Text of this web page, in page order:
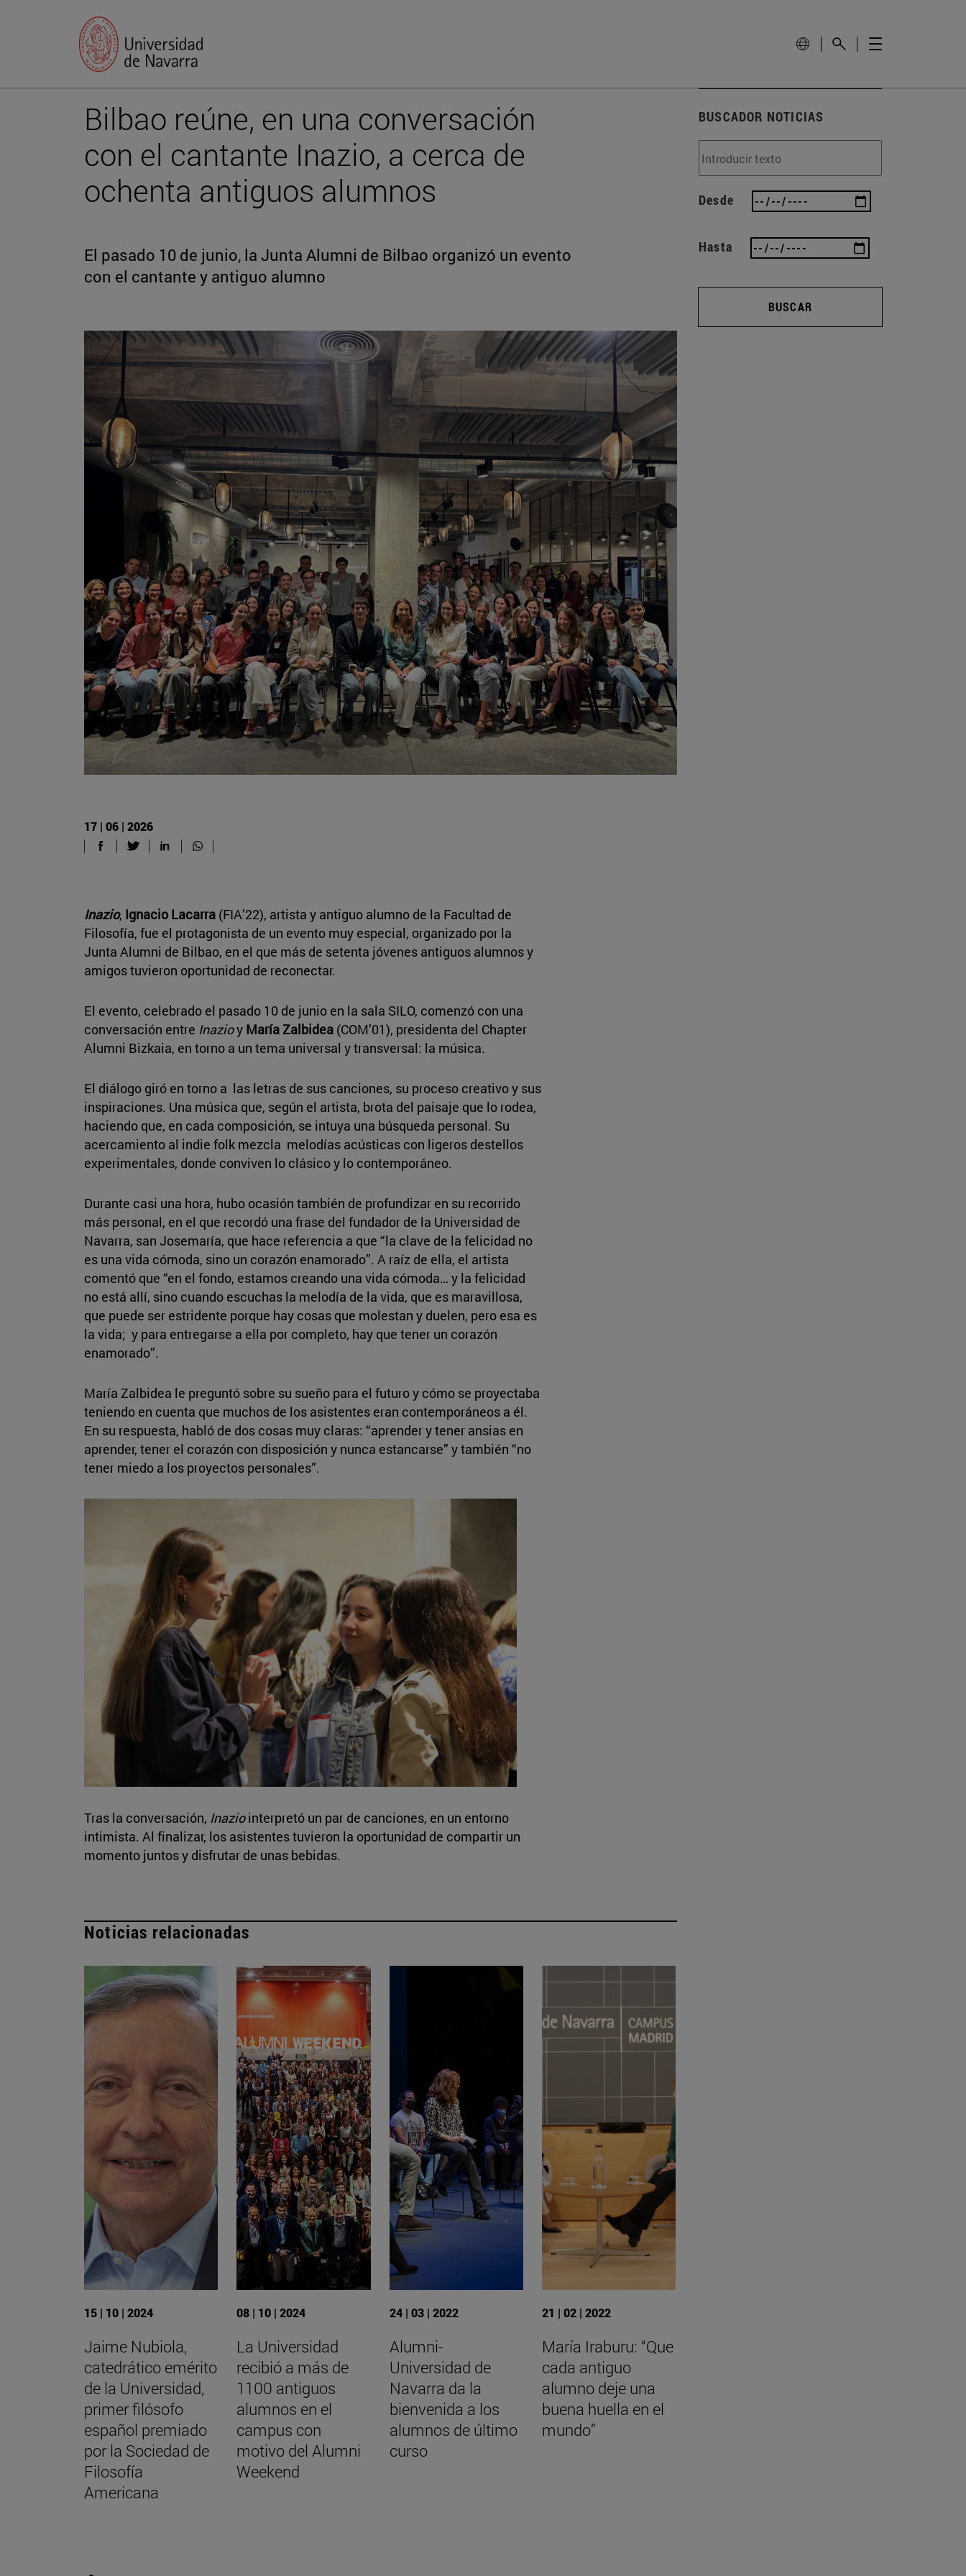
Bilbao reúne, en una conversación
con el cantante Inazio, a cerca de
ochenta antiguos alumnos
El pasado 10 de junio, la Junta Alumni de Bilbao organizó un evento
con el cantante y antiguo alumno
17 | 06 | 2026
Inazio, Ignacio Lacarra (FIA’22), artista y antiguo alumno de la Facultad de
Filosofía, fue el protagonista de un evento muy especial, organizado por la
Junta Alumni de Bilbao, en el que más de setenta jóvenes antiguos alumnos y
amigos tuvieron oportunidad de reconectar.
El evento, celebrado el pasado 10 de junio en la sala SILO, comenzó con una
conversación entre Inazioy María Zalbidea (COM’01), presidenta del Chapter
Alumni Bizkaia, en torno a un tema universal y transversal: la música.
El diálogo giró en torno a las letras de sus canciones, su proceso creativo y sus
inspiraciones. Una música que, según el artista, brota del paisaje que lo rodea,
haciendo que, en cada composición, se intuya una búsqueda personal. Su
acercamiento al indie folk mezcla melodías acústicas con ligeros destellos
experimentales, donde conviven lo clásico y lo contemporáneo.
Durante casi una hora, hubo ocasión también de profundizar en su recorrido
más personal, en el que recordó una frase del fundador de la Universidad de
Navarra, san Josemaría, que hace referencia a que “la clave de la felicidad no
es una vida cómoda, sino un corazón enamorado”. A raíz de ella, el artista
comentó que “en el fondo, estamos creando una vida cómoda… y la felicidad
no está allí, sino cuando escuchas la melodía de la vida, que es maravillosa,
que puede ser estridente porque hay cosas que molestan y duelen, pero esa es
la vida; y para entregarse a ella por completo, hay que tener un corazón
enamorado”.
María Zalbidea le preguntó sobre su sueño para el futuro y cómo se proyectaba
teniendo en cuenta que muchos de los asistentes eran contemporáneos a él.
En su respuesta, habló de dos cosas muy claras: “aprender y tener ansias en
aprender, tener el corazón con disposición y nunca estancarse” y también “no
tener miedo a los proyectos personales”.
Tras la conversación, Inaziointerpretó un par de canciones, en un entorno
intimista. Al finalizar, los asistentes tuvieron la oportunidad de compartir un
momento juntos y disfrutar de unas bebidas.
Noticias relacionadas
15 | 10 | 2024
Jaime Nubiola,
catedrático emérito
de la Universidad,
primer filósofo
español premiado
por la Sociedad de
Filosofía
Americana
08 | 10 | 2024
La Universidad
recibió a más de
1100 antiguos
alumnos en el
campus con
motivo del Alumni
Weekend
24 | 03 | 2022
Alumni-
Universidad de
Navarra da la
bienvenida a los
alumnos de último
curso
21 | 02 | 2022
María Iraburu: “Que
cada antiguo
alumno deje una
buena huella en el
mundo”
BUSCADOR NOTICIAS
Desde
Hasta
BUSCAR